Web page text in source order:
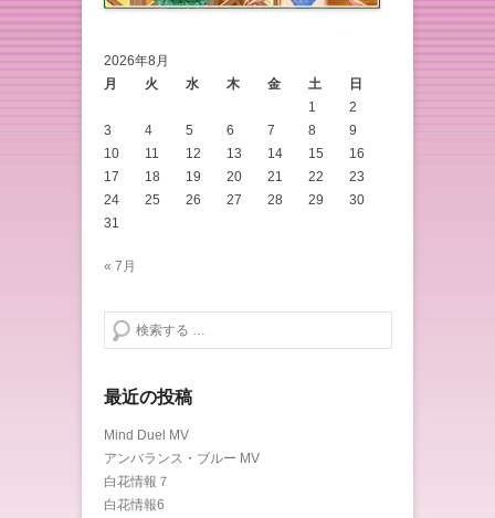
2026年8月
月
火 水 木 金 土
日
1
2
3
4 5 6 7 8
9
10
11 12 13 14 15
16
17
18 19 20 21 22
23
24
25 26 27 28 29
30
31
« 7月
検索する
最近の投稿
Mind Duel MV
アンバランス・ブルー MV
白花情報７
白花情報6